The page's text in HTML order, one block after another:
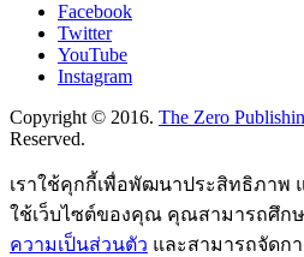
Facebook
Twitter
YouTube
Instagram
Copyright © 2016. The Zero
Reserved.
เราใช้คุกกี้เพื่อพัฒนาประสิทธิภาพ
ใช้เว็บไซต์ของคุณ คุณสามารถศึกษ
ความเป็นส่วนตัว และสามารถจัดก